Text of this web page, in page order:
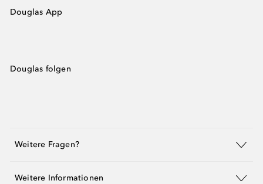
Douglas App
Douglas folgen
Weitere Fragen?
Weitere Informationen